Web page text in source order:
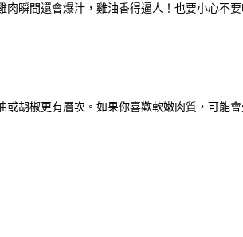
瞬間還會爆汁，雞油香得逼人！也要小心不要
胡椒更有層次。如果你喜歡軟嫩肉質，可能